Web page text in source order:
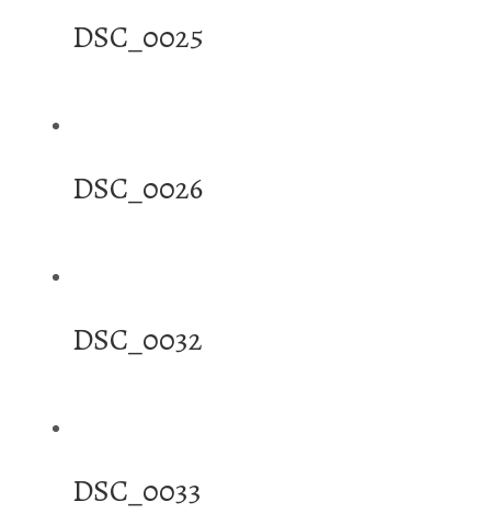
DSC_0025
DSC_0026
DSC_0032
DSC_0033